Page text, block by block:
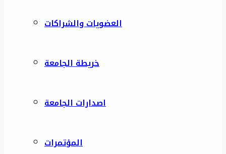
العضويات والشراكات
خريطة الجامعة
اصدارات الجامعة
المؤتمرات